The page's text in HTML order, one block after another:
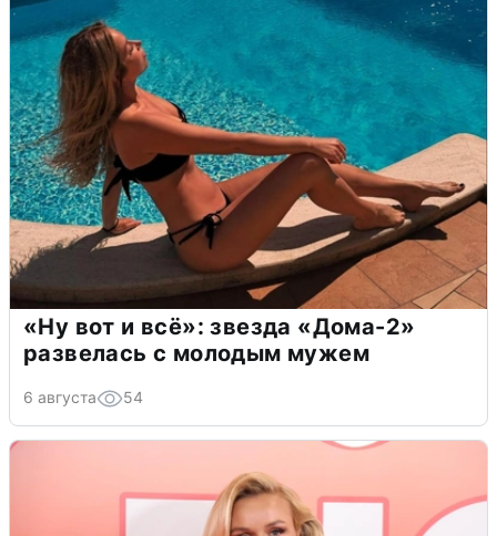
«Ну вот и всё»: звезда «Дома-2»
развелась с молодым мужем
6 августа 54